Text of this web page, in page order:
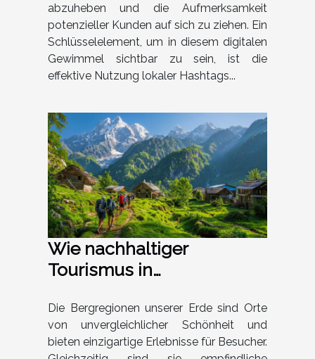
abzuheben und die Aufmerksamkeit
potenzieller Kunden auf sich zu ziehen. Ein
Schlüsselelement, um in diesem digitalen
Gewimmel sichtbar zu sein, ist die
effektive Nutzung lokaler Hashtags...
Wie nachhaltiger
Tourismus in
werden kann
Die Bergregionen unserer Erde sind Orte
von unvergleichlicher Schönheit und
bieten einzigartige Erlebnisse für Besucher.